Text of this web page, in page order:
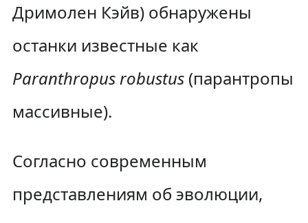
Дримолен Кэйв) обнаружены
останки известные как
Paranthropus robustus(парантропы
массивные).
Согласно современным
представлениям об эволюции,